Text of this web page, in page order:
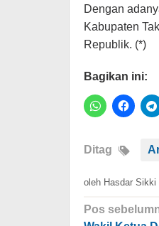
Dengan
Kabupaten
Republik. (*)
Bagikan ini:
Ditag
oleh Hasdar Sikki
Navigasi
Pos